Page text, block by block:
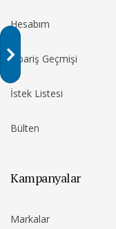
Hesabım
Sipariş Geçmişi
İstek Listesi
Bülten
Kampanyalar
Markalar